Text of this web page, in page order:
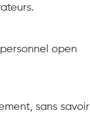
open
sans savoir